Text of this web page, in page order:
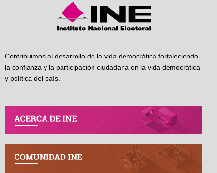
Contribuimos al desarrollo de la vida democrática fortaleciendo
la confianza y la participación ciudadana en la vida democrática
y política del país.